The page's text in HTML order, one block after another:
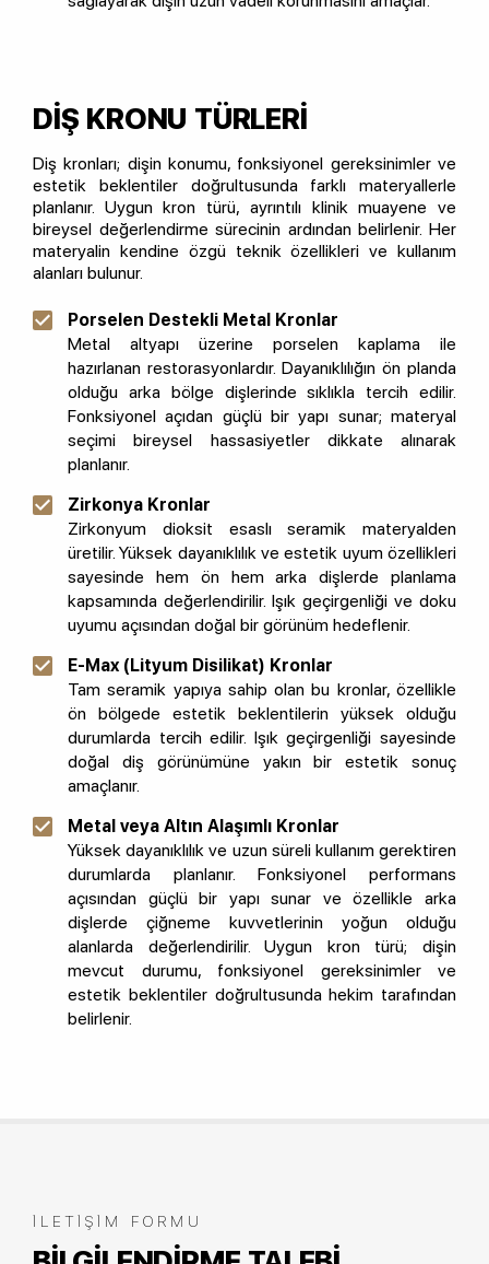
DİŞ KRONU TÜRLERİ
Diş kronları; dişin konumu, fonksiyonel gereksinimler ve
estetik beklentiler doğrultusunda farklı materyallerle
planlanır. Uygun kron türü, ayrıntılı klinik muayene ve
bireysel değerlendirme sürecinin ardından belirlenir. Her
materyalin kendine özgü teknik özellikleri ve kullanım
alanları bulunur.
Porselen Destekli Metal Kronlar
Metal altyapı üzerine porselen kaplama ile
hazırlanan restorasyonlardır. Dayanıklılığın ön planda
olduğu arka bölge dişlerinde sıklıkla tercih edilir.
Fonksiyonel açıdan güçlü bir yapı sunar; materyal
seçimi bireysel hassasiyetler dikkate alınarak
planlanır.
Zirkonya Kronlar
Zirkonyum dioksit esaslı seramik materyalden
üretilir. Yüksek dayanıklılık ve estetik uyum özellikleri
sayesinde hem ön hem arka dişlerde planlama
kapsamında değerlendirilir. Işık geçirgenliği ve doku
uyumu açısından doğal bir görünüm hedeflenir.
E-Max (Lityum Disilikat) Kronlar
Tam seramik yapıya sahip olan bu kronlar, özellikle
ön bölgede estetik beklentilerin yüksek olduğu
durumlarda tercih edilir. Işık geçirgenliği sayesinde
doğal diş görünümüne yakın bir estetik sonuç
amaçlanır.
Metal veya Altın Alaşımlı Kronlar
Yüksek dayanıklılık ve uzun süreli kullanım gerektiren
durumlarda planlanır. Fonksiyonel performans
açısından güçlü bir yapı sunar ve özellikle arka
dişlerde çiğneme kuvvetlerinin yoğun olduğu
alanlarda değerlendirilir. Uygun kron türü; dişin
mevcut durumu, fonksiyonel gereksinimler ve
estetik beklentiler doğrultusunda hekim tarafından
belirlenir.
İLETIŞIM FORMU